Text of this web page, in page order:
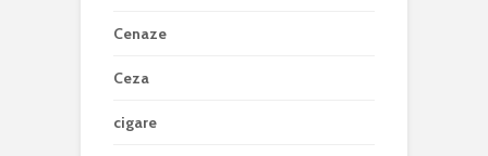
Cenaze
Ceza
cigare